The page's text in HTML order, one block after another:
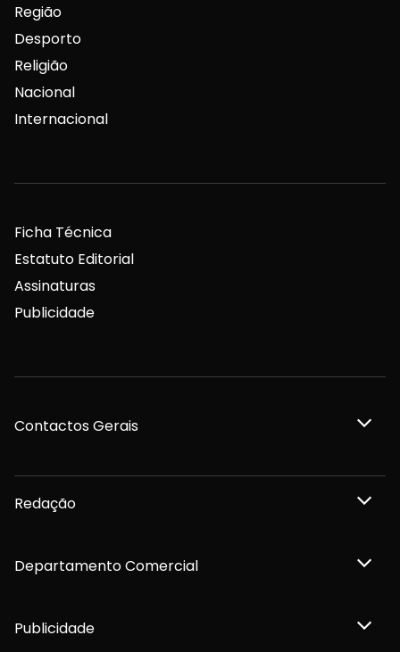
Região
Desporto
Religião
Nacional
Internacional
Ficha Técnica
Estatuto Editorial
Assinaturas
Publicidade
Contactos Gerais
Redação
Departamento Comercial
Publicidade